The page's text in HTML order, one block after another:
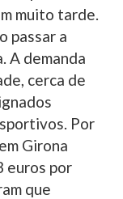
muito tarde.
passar a
A demanda
cerca de
Por
Girona
euros por
que